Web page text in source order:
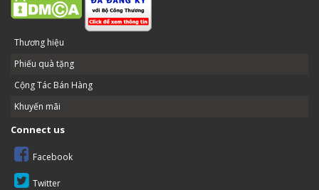
Thương hiệu
Phiếu quà tặng
Cộng Tác Bán Hàng
Khuyến mãi
Connect us
Facebook
Twitter